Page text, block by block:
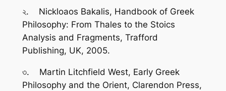
২. Nickloaos Bakalis, Handbook of Greek
Philosophy: From Thales to the Stoics
Analysis and Fragments, Trafford
Publishing, UK, 2005.
৩. Martin Litchfield West, Early Greek
Philosophy and the Orient, Clarendon Press,